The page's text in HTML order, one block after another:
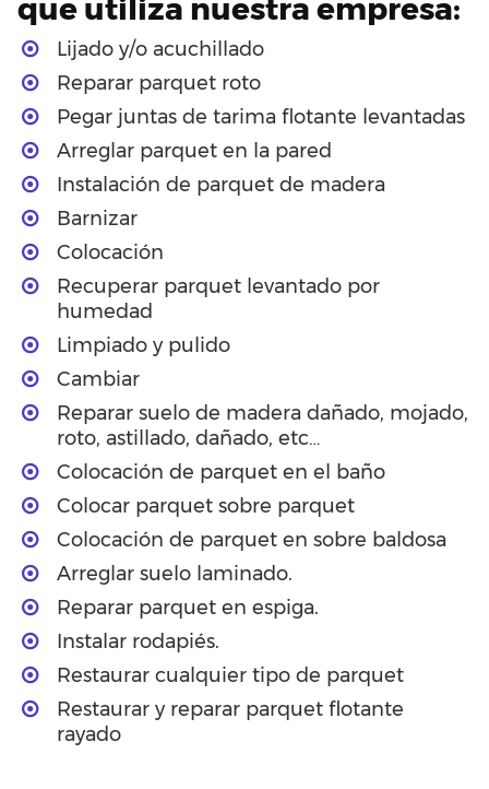
que utiliza nuestra empresa:
Lijado y/o acuchillado
Reparar parquet roto
Pegar juntas de tarima flotante levantadas
Arreglar parquet en la pared
Instalación de parquet de madera
Barnizar
Colocación
Recuperar parquet levantado por
humedad
Limpiado y pulido
Cambiar
Reparar suelo de madera dañado, mojado,
roto, astillado, dañado, etc…
Colocación de parquet en el baño
Colocar parquet sobre parquet
Colocación de parquet en sobre baldosa
Arreglar suelo laminado.
Reparar parquet en espiga.
Instalar rodapiés.
Restaurar cualquier tipo de parquet
Restaurar y reparar parquet flotante
rayado